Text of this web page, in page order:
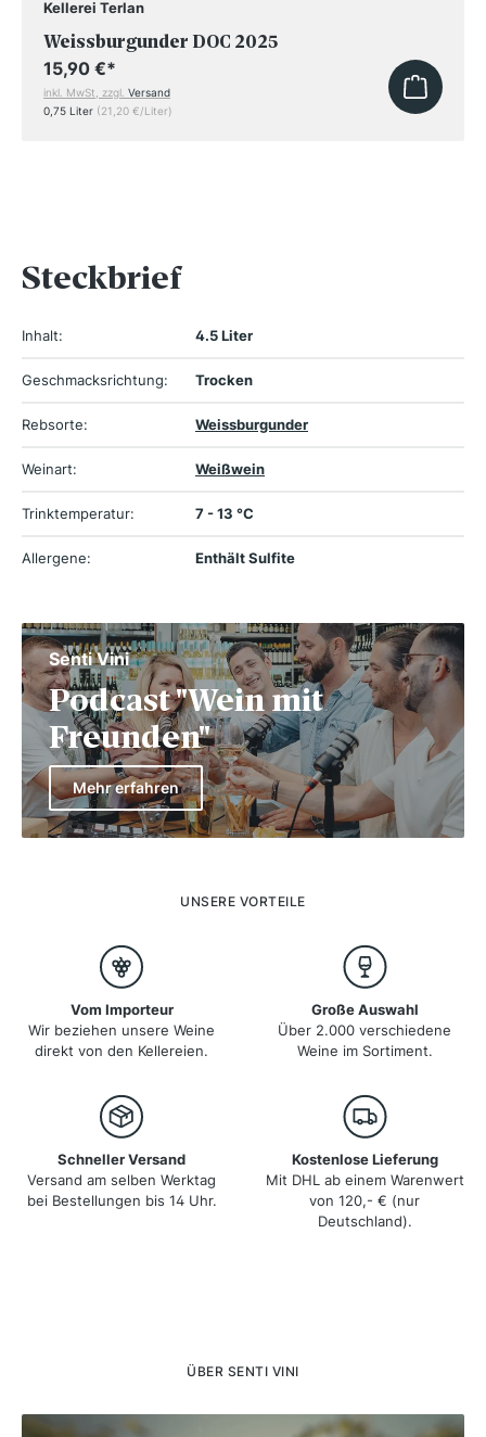
Kellerei Terlan
Weissburgunder DOC 2025
15,90 €*
inkl. MwSt, zzgl. Versand
0,75 Liter (21,20 €/Liter)
Steckbrief
Inhalt: 4.5 Liter
Geschmacksrichtung: Trocken
Rebsorte: Weissburgunder
Weinart: Weißwein
Trinktemperatur: 7 - 13 °C
Allergene: Enthält Sulfite
Senti Vini
Podcast "Wein mit
Freunden"
Mehr erfahren
UNSERE VORTEILE
Vom Importeur
Wir beziehen unsere Weine
direkt von den Kellereien.
Große Auswahl
Über 2.000 verschiedene
Weine im Sortiment.
Schneller Versand
Versand am selben Werktag
bei Bestellungen bis 14 Uhr.
Kostenlose Lieferung
Mit DHL ab einem Warenwert
von 120,- € (nur
Deutschland).
ÜBER SENTI VINI